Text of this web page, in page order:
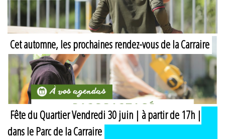
Cet automne, les prochaines rendez-vous de la Carraire
Fête du Quartier Vendredi 30 juin | à partir de 17h |
dans le Parc de la Carraire